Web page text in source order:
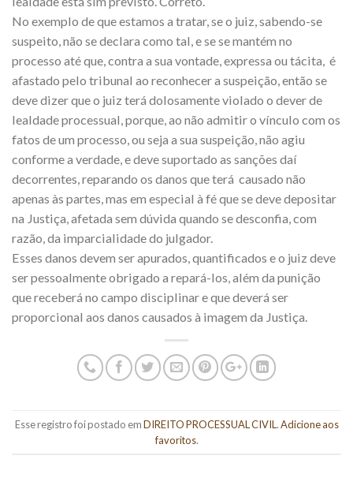
No exemplo de que estamos a tratar, se o juiz, sabendo-se
suspeito, não se declara como tal, e se se mantém no
processo até que, contra a sua vontade, expressa ou tácita, é
afastado pelo tribunal ao reconhecer a suspeição, então se
deve dizer que o juiz terá dolosamente violado o dever de
lealdade processual, porque, ao não admitir o vínculo com os
fatos de um processo, ou seja a sua suspeição, não agiu
conforme a verdade, e deve suportado as sanções daí
decorrentes, reparando os danos que terá causado não
apenas às partes, mas em especial à fé que se deve depositar
na Justiça, afetada sem dúvida quando se desconfia, com
razão, da imparcialidade do julgador.
Esses danos devem ser apurados, quantificados e o juiz deve
ser pessoalmente obrigado a repará-los, além da punição
que receberá no campo disciplinar e que deverá ser
proporcional aos danos causados à imagem da Justiça.
Esse registro foi postado emDIREITO PROCESSUAL CIVIL.Adicione aos
favoritos.